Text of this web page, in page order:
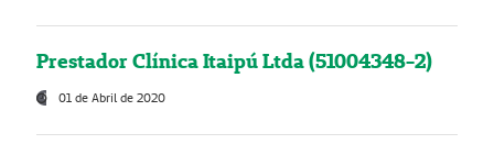
Prestador Clínica Itaipú Ltda (51004348-2)
01 de Abril de 2020